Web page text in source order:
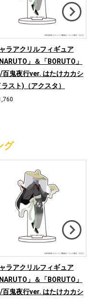
ラアクリルフィギュア
NARUTO」＆「BORUTO」
百鬼夜行ver. はたけカカシ
スト)（アクスタ）
グ
ラアクリルフィギュア
NARUTO」＆「BORUTO」
百鬼夜行ver. はたけカカシ